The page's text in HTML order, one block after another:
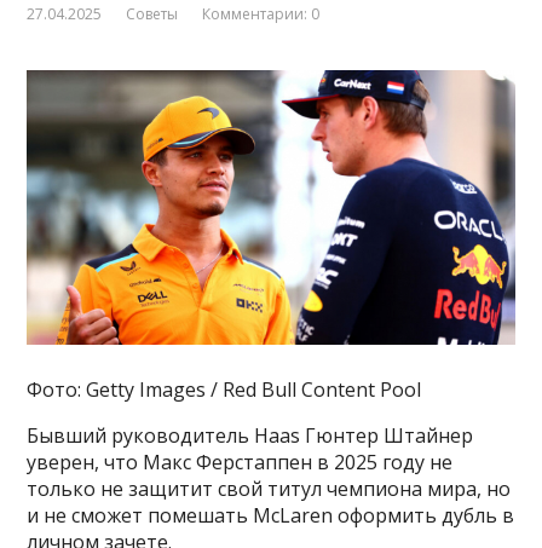
27.04.2025 Советы Комментарии: 0
Фото: Getty Images / Red Bull Content Pool
Бывший руководитель Haas Гюнтер Штайнер
уверен, что Макс Ферстаппен в 2025 году не
только не защитит свой титул чемпиона мира, но
и не сможет помешать McLaren оформить дубль в
личном зачете.